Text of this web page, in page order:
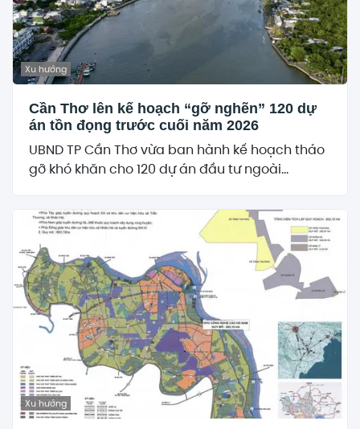
Xu hướng
Cần Thơ lên kế hoạch “gỡ nghẽn” 120 dự
án tồn đọng trước cuối năm 2026
UBND TP Cần Thơ vừa ban hành kế hoạch tháo
gỡ khó khăn cho 120 dự án đầu tư ngoài...
Xu hướng